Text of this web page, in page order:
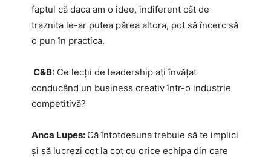
faptul că daca am o idee, indiferent cât de
traznita le-ar putea părea altora, pot să încerc să
o pun în practica.
C&B: Ce lecții de leadership ați învățat
conducând un business creativ într-o industrie
competitivă?
Anca Lupes: Că întotdeauna trebuie să te implici
și să lucrezi cot la cot cu orice echipa din care